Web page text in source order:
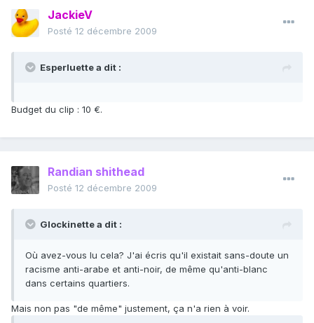
JackieV
Posté 12 décembre 2009
Esperluette a dit :
Budget du clip : 10 €.
Randian shithead
Posté 12 décembre 2009
Glockinette a dit :
Où avez-vous lu cela? J'ai écris qu'il existait sans-doute un
racisme anti-arabe et anti-noir, de même qu'anti-blanc
dans certains quartiers.
Mais non pas "de même" justement, ça n'a rien à voir.